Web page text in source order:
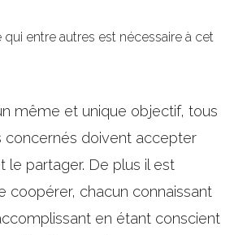
qui entre autres est nécessaire à cet
même et unique objectif, tous
concernés doivent accepter
le partager. De plus il est
coopérer, chacun connaissant
en étant conscient